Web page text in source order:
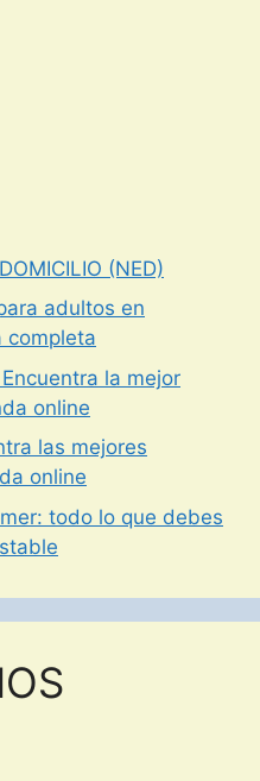
(NED)
adultos en
completa
la mejor
online
las mejores
online
todo lo que debes